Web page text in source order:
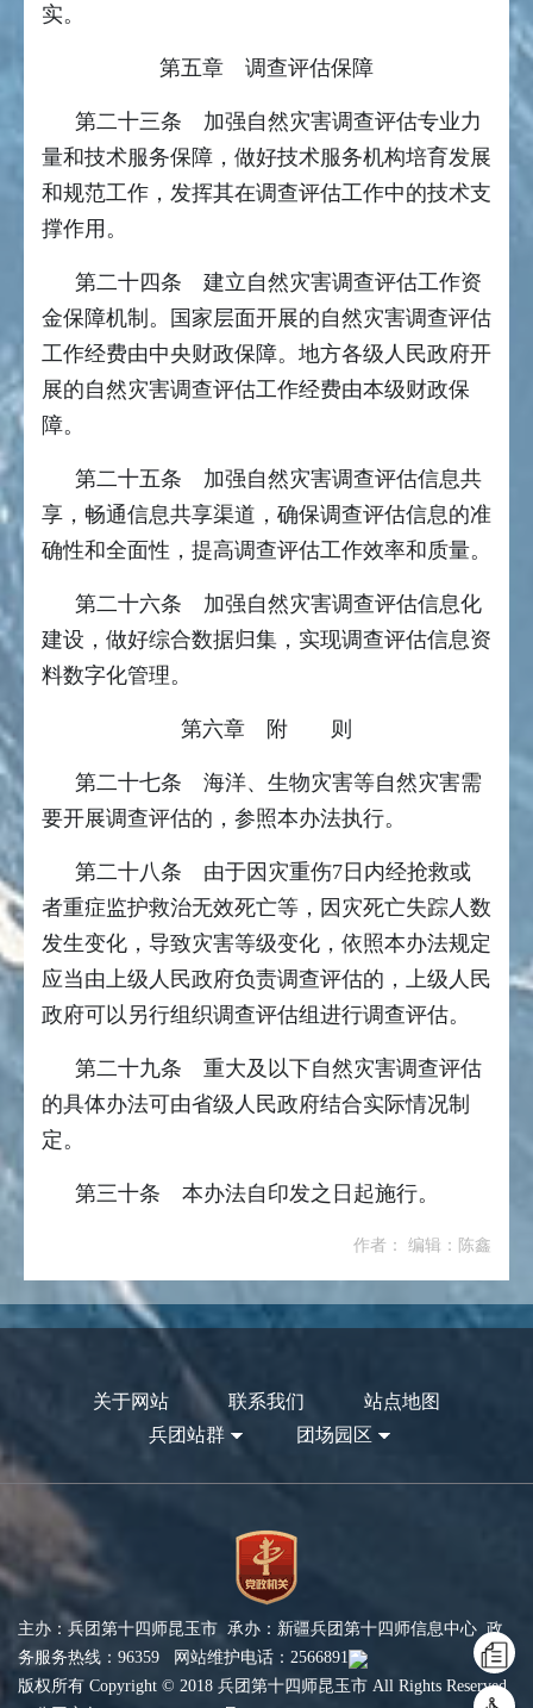
实。
第五章 调查评估保障
第二十三条 加强自然灾害调查评估专业力
量和技术服务保障，做好技术服务机构培育发展
和规范工作，发挥其在调查评估工作中的技术支
撑作用。
第二十四条 建立自然灾害调查评估工作资
金保障机制。国家层面开展的自然灾害调查评估
工作经费由中央财政保障。地方各级人民政府开
展的自然灾害调查评估工作经费由本级财政保
障。
第二十五条 加强自然灾害调查评估信息共
享，畅通信息共享渠道，确保调查评估信息的准
确性和全面性，提高调查评估工作效率和质量。
第二十六条 加强自然灾害调查评估信息化
建设，做好综合数据归集，实现调查评估信息资
料数字化管理。
第六章 附 则
第二十七条 海洋、生物灾害等自然灾害需
要开展调查评估的，参照本办法执行。
第二十八条 由于因灾重伤7日内经抢救或
者重症监护救治无效死亡等，因灾死亡失踪人数
发生变化，导致灾害等级变化，依照本办法规定
应当由上级人民政府负责调查评估的，上级人民
政府可以另行组织调查评估组进行调查评估。
第二十九条 重大及以下自然灾害调查评估
的具体办法可由省级人民政府结合实际情况制
定。
第三十条 本办法自印发之日起施行。
作者： 编辑：陈鑫
关于网站 联系我们
站点地图
兵团站群
团场园区
主办：兵团第十四师昆玉市 承办：新疆兵团第十四师信息中心 政
务服务热线：96359 网站维护电话：2566891
版权所有 Copyright © 2018 兵团第十四师昆玉市 All Rights Reserved